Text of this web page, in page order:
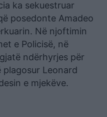
ka sekuestruar
posedonte Amadeo
Në njoftimin
e Policisë, në
ndërhyrjes për
Leonard
e mjekëve.